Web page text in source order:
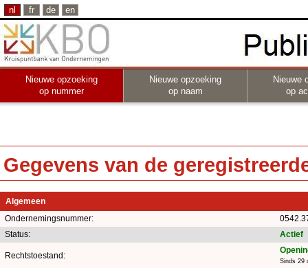
nl fr de en
Nieuwe opzoeking
op nummer
Nieuwe opzoeking
op naam
Nieuwe
op
Gegevens van de
Algemeen
Ondernemingsnummer:
Status:
Actief
Rechtstoestand:
Sinds 29